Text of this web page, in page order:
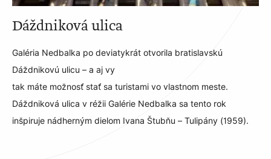
Dáždniková ulica
Galéria Nedbalka po deviatykrát otvorila bratislavskú
Dáždnikovú ulicu – a aj vy
tak máte možnosť stať sa turistami vo vlastnom meste.
Dáždniková ulica v réžii Galérie Nedbalka sa tento rok
inšpiruje nádherným dielom Ivana Štubňu – Tulipány (1959).